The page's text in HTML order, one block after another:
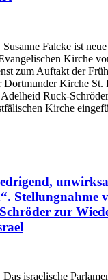
Falcke ist
Kirche
zum Auftakt der
Dortmunder Kirche
Ruck-
Kirche
Stellungnahme
zur
israelische